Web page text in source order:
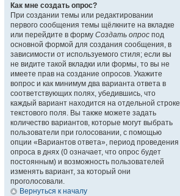
Как мне создать опрос?
При создании темы или редактировании
первого сообщения темы щёлкните на вкладке
или перейдите в форму Создать опрос под
основной формой для создания сообщения, в
зависимости от используемого стиля; если вы
не видите такой вкладки или формы, то вы не
имеете прав на создание опросов. Укажите
вопрос и как минимум два варианта ответа в
соответствующих полях, убедившись, что
каждый вариант находится на отдельной строке
текстового поля. Вы также можете задать
количество вариантов, которые могут выбрать
пользователи при голосовании, с помощью
опции «Вариантов ответа», период проведения
опроса в днях (0 означает, что опрос будет
постоянным) и возможность пользователей
изменять вариант, за который они
проголосовали.
Вернуться к началу